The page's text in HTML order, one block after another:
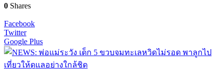
0 Shares
Facebook
Twitter
Google Plus